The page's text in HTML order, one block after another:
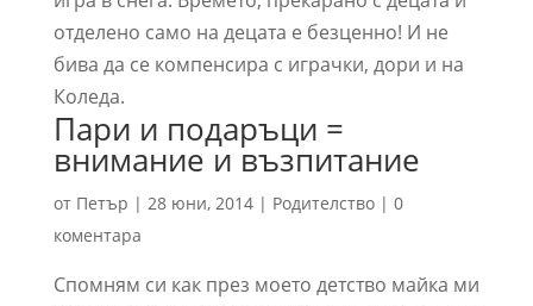
отделено само на децата е безценно! И не
бива да се компенсира с играчки, дори и на
Коледа.
Пари и подаръци =
внимание и възпитание
от Петър | 28 юни, 2014| Родителство| 0
коментара
Спомням си как през моето детство майка ми